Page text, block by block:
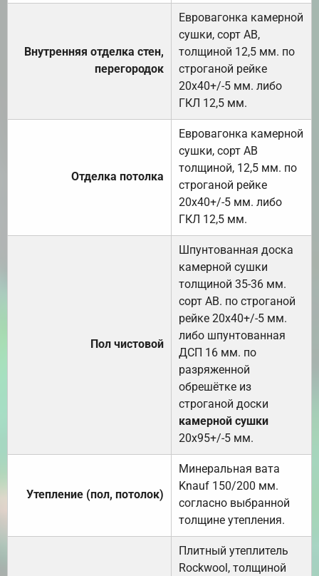
Внутренняя отделка стен,
перегородок
Евровагонка камерной
сушки, сорт АВ,
толщиной 12,5 мм. по
строганой рейке
20х40+/-5 мм. либо
ГКЛ 12,5 мм.
Отделка потолка
Евровагонка камерной
сушки, сорт АВ
толщиной, 12,5 мм. по
строганой рейке
20х40+/-5 мм. либо
ГКЛ 12,5 мм.
Пол чистовой
Шпунтованная доска
камерной сушки
толщиной 35-36 мм.
сорт АВ. по строганой
рейке 20х40+/-5 мм.
либо шпунтованная
ДСП 16 мм. по
разряженной
обрешётке из
строганой доски
камерной сушки
20х95+/-5 мм.
Утепление (пол, потолок)
Минеральная вата
Knauf 150/200 мм.
согласно выбранной
толщине утепления.
Плитный утеплитель
Rockwool, толщиной